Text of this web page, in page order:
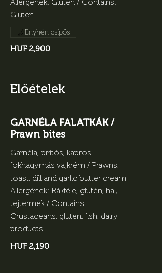
Gluten
HUF 2,900
Enyhén csípős
Előételek
GARNÉLA FALATKÁK /
Prawn bites
Garnéla, pirítós, kapros
fokhagymás vajkrém / Prawns,
toast, dill and garlic butter cream
Allergének: Rákféle, glutén, hal,
tejtermék / Contains :
Crustaceans, gluten, fish, dairy
products
HUF 2,190